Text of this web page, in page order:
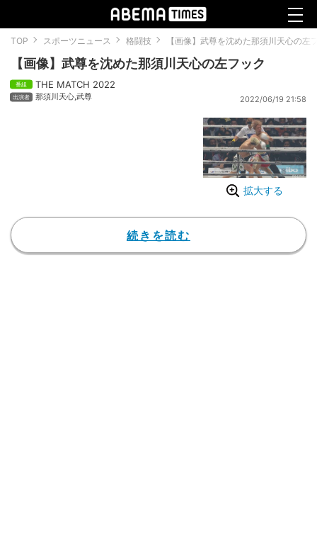
TOP スポーツニュース 格闘技 【画像】武尊を沈めた那須川天心の左
【画像】武尊を沈めた那須川天心の左フック
THE MATCH 2022
那須川天心,武尊 2022/06/19 21:58
拡大する
続きを読む